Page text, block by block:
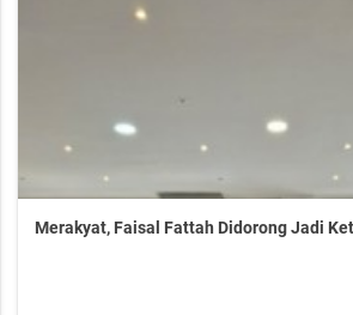
Merakyat, Faisal Fattah Didorong Jadi